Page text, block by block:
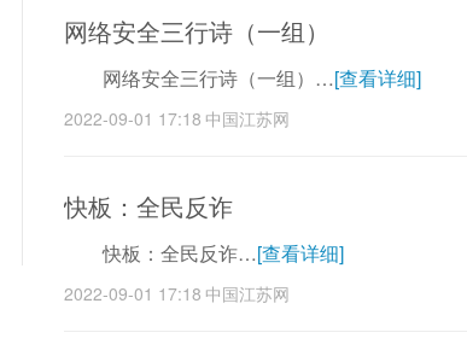
网络安全三行诗（一组）
网络安全三行诗（一组）…[查看详细]
2022-09-01 17:18 中国江苏网
快板：全民反诈
快板：全民反诈…[查看详细]
2022-09-01 17:18 中国江苏网